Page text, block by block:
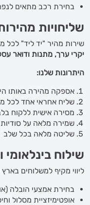
בחירת רכב מתאים
שליחויות
שירות מהיר "יד ליד" לכל
יקרי ערך, מתנות ודואר
היתרונות שלנו:
אספקה מהירה באותו
שליח אחראי אחד לכל
מסירה אישית ללקוח
שמירה מלאה על סודיות
שליטה מלאה בכל שלב
שילוח בינלאומי
ליווי מקיף למשלוחים בארץ
בחירת אמצעי הובלה
אופטימיזציית מסלול